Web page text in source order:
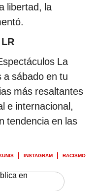
libertad, la
La
a sábado en tu
más resaltantes
e internacional,
tendencia en las
INSTAGRAM RACISMO
en